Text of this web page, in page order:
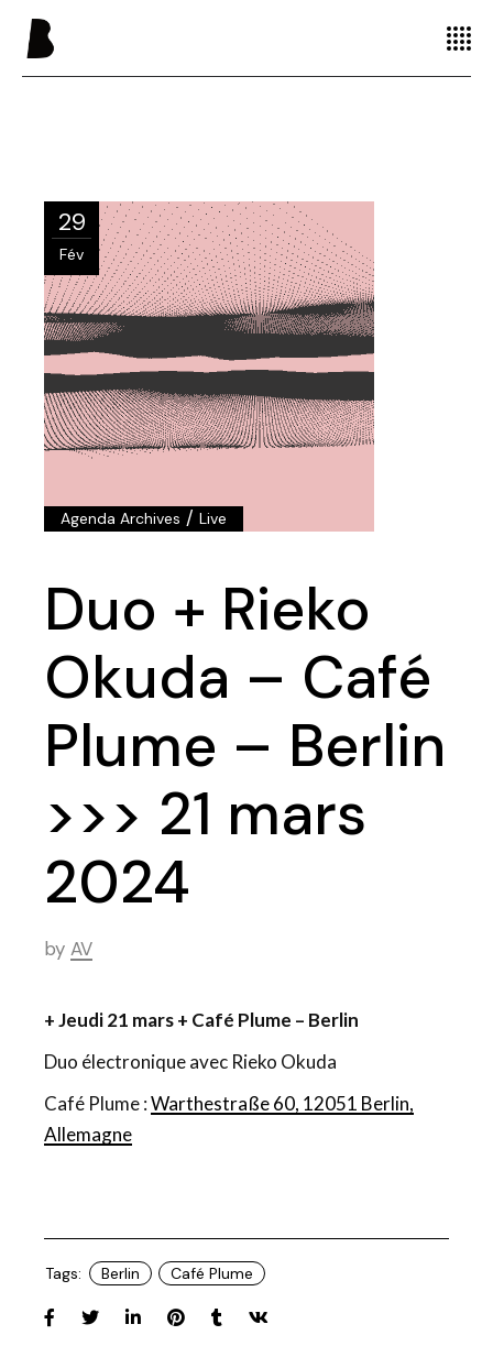
29
Fév
Agenda Archives /Live
Duo + Rieko
Okuda – Café
Plume – Berlin
>>> 21 mars
2024
by AV
+ Jeudi 21 mars + Café Plume – Berlin
Duo électronique avec Rieko Okuda
Café Plume :Warthestraße 60, 12051 Berlin,
Allemagne
Tags: Berlin Café Plume